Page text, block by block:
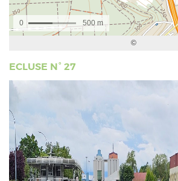
ECLUSE N° 27